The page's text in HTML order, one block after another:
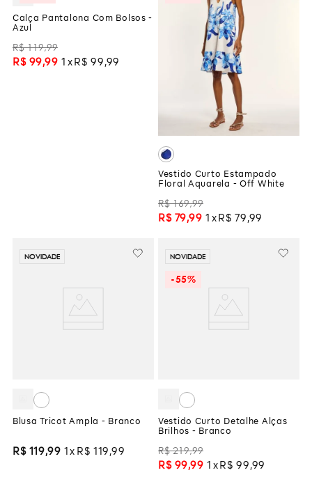
Calça Pantalona Com Bolsos -
Azul
R$ 119,99
R$ 99,99 1 R$ 99 ,99
Vestido Curto Estampado
Floral Aquarela - Off White
R$ 169,99
R$ 79,99 1 R$ 79 ,99
NOVIDADE
Blusa Tricot Ampla - Branco
R$ 119,99 1 R$ 119 ,99
NOVIDADE
-55%
Vestido Curto Detalhe Alças
Brilhos - Branco
R$ 219,99
R$ 99,99 1 R$ 99 ,99